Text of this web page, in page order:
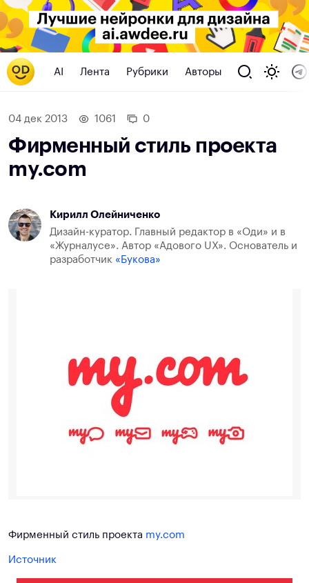
AI Лента Рубрики Авторы
04 дек 2013 1061 0
Фирменный стиль проекта
my.com
Кирилл Олейниченко
Дизайн-куратор. Главный редактор в «Оди» и в
«Журналусе». Автор «Адового UX». Основатель и
разработчик «Букова»
Фирменный стиль проекта my.com
Источник